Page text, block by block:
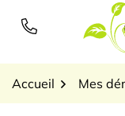
Accueil Mes